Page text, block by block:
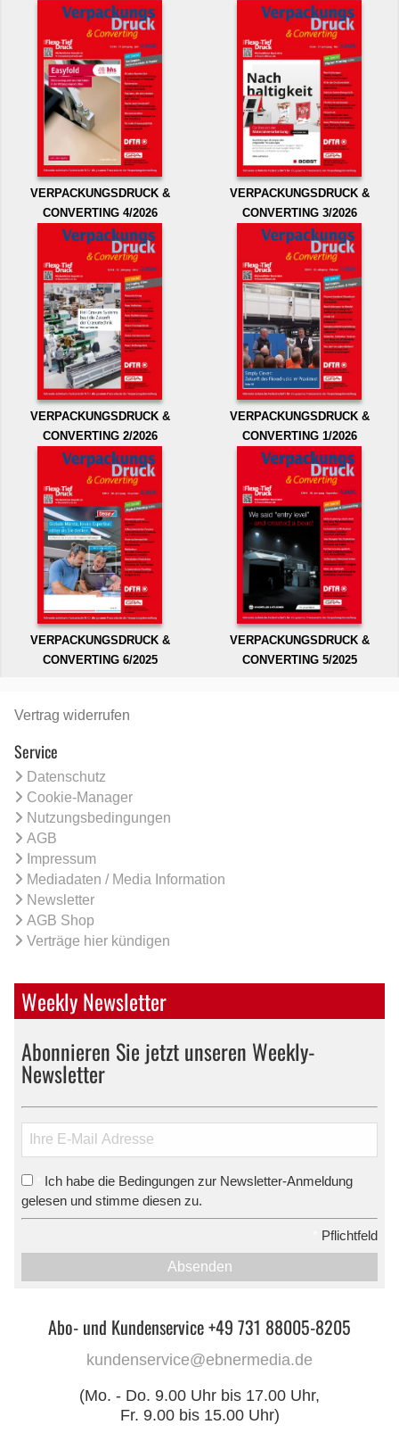
VERPACKUNGSDRUCK &
CONVERTING 4/2026
VERPACKUNGSDRUCK &
CONVERTING 3/2026
VERPACKUNGSDRUCK &
CONVERTING 2/2026
VERPACKUNGSDRUCK &
CONVERTING 1/2026
VERPACKUNGSDRUCK &
CONVERTING 6/2025
VERPACKUNGSDRUCK &
CONVERTING 5/2025
Vertrag widerrufen
Service
Datenschutz
Cookie-Manager
Nutzungsbedingungen
AGB
Impressum
Mediadaten / Media Information
Newsletter
AGB Shop
Verträge hier kündigen
Weekly Newsletter
Abonnieren Sie jetzt unseren Weekly-
Newsletter
Ich habe die Bedingungen zur Newsletter-Anmeldung
gelesen und stimme diesen zu.
Pflichtfeld
Absenden
Abo- und Kundenservice +49 731 88005-8205
kundenservice@ebnermedia.de
(Mo. - Do. 9.00 Uhr bis 17.00 Uhr,
Fr. 9.00 bis 15.00 Uhr)